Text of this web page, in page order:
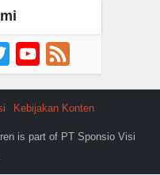
Twitter YouTube
Channel
Kebijakan Konten
is part of PT Sponsio Visi